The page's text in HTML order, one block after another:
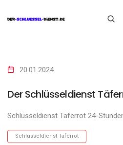
20.01.2024
Der Schlüsseldienst
Schlüsseldienst Täferrot 24-
Schlüsseldienst Täferrot